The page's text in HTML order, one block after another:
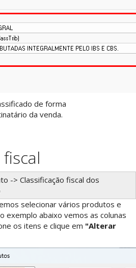
de forma
da venda.
-> Classificação fiscal dos
selecionar vários produtos e
exemplo abaixo vemos as colunas
os itens e clique em "Alterar